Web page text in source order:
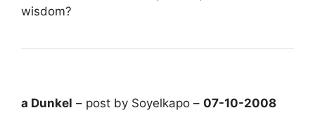
wisdom?
a Dunkel – post by Soyelkapo – 07-10-2008